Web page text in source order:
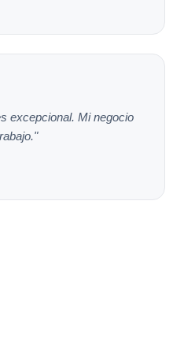
excepcional. Mi negocio